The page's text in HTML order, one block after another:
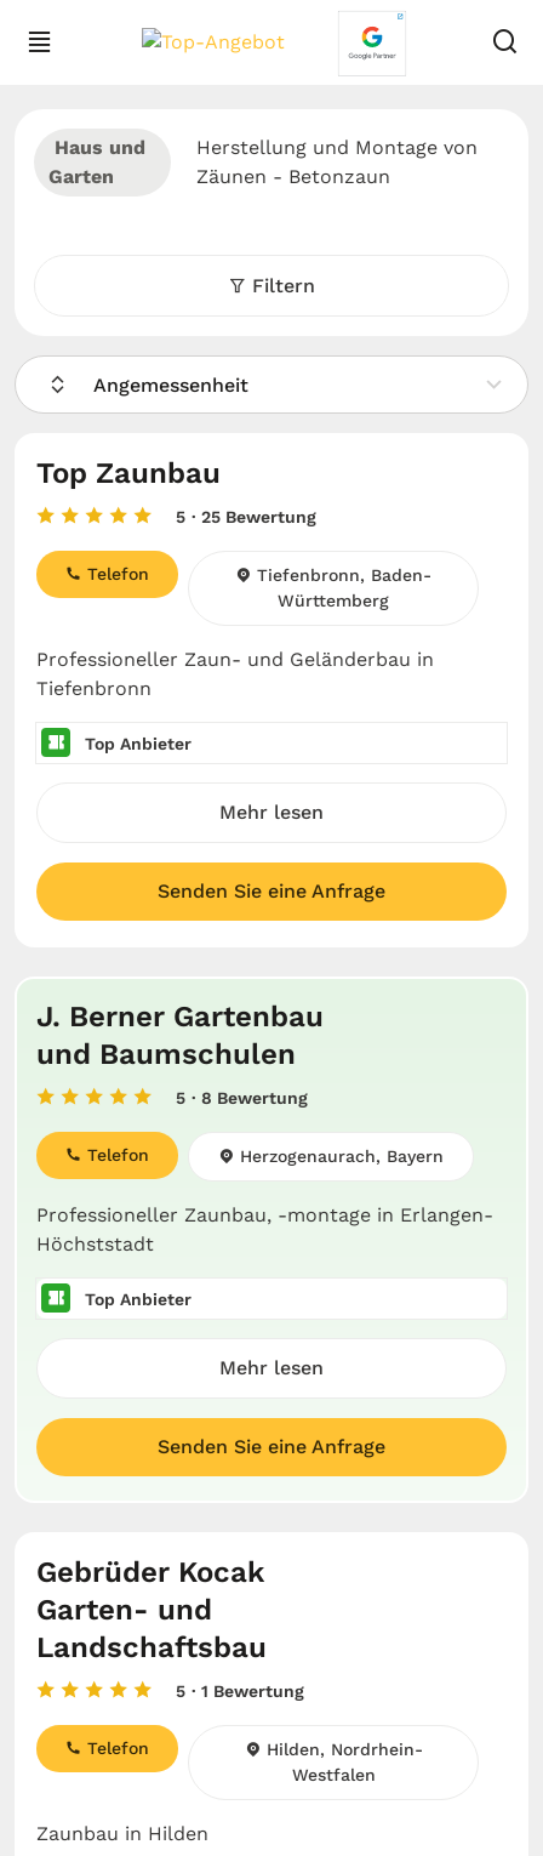
Haus und
Garten
Herstellung und Montage von
Zäunen - Betonzaun
Filtern
Angemessenheit
Top Zaunbau
5 · 25 Bewertung
Professioneller Zaun- und Geländerbau in
Tiefenbronn
Telefon
Tiefenbronn, Baden-
Württemberg
Top Anbieter
Mehr lesen
Senden Sie eine Anfrage
J. Berner Gartenbau
und Baumschulen
5 · 8 Bewertung
Professioneller Zaunbau, -montage in Erlangen-
Höchststadt
Telefon Herzogenaurach, Bayern
Top Anbieter
Mehr lesen
Senden Sie eine Anfrage
Gebrüder Kocak
Garten- und
Landschaftsbau
5 · 1 Bewertung
Zaunbau in Hilden
Telefon
Hilden, Nordrhein-
Westfalen